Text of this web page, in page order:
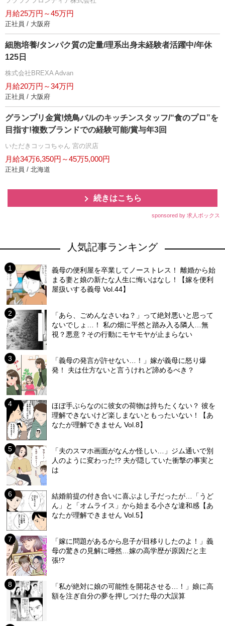
月給25万円～45万円
正社員 / 大阪府
細胞培養/タンパク質の定量/理系出身未経験者活躍中/年休
125日
株式会社BREXA Advan
月給20万円～34万円
正社員 / 大阪府
グランプリ金賞!焼鳥バルのキッチンスタッフ/“食のプロ”を
目指す!複数ブランドでの経験可能/賞与年3回
いただきコッコちゃん 宮の沢店
月給34万6,350円～45万5,000円
正社員 / 北海道
続きはこちら
sponsored by 求人ボックス
人気記事ランキング
義母の便利屋を卒業してノーストレス！ 離婚から始
まる妻と娘の新たな人生に悔いはなし！【嫁を便利
屋扱いする義母 Vol.44】
「あら、ごめんなさいね？」って絶対悪いと思って
ないでしょ…！ 私の畑に平然と踏み入る隣人…無
視？悪意？その行動にモヤモヤが止まらない
「義母の発言が許せない…！」嫁が義母に怒り爆
発！ 夫は仕方ないと言うけれど諦めるべき？
ほぼ手ぶらなのに彼女の荷物は持ちたくない？ 彼を
理解できないけど楽しまないともったいない！【あ
なたが理解できません Vol.8】
「夫のスマホ画面がなんか怪しい…」ジム通いで別
人のように変わった!? 夫が隠していた衝撃の事実と
は
結婚前提の付き合いに喜ぶよし子だったが…「うど
ん」と「オムライス」から始まる小さな違和感【あ
なたが理解できません Vol.5】
「嫁に問題があるから息子が目移りしたのよ！」義
母の驚きの見解に唖然…嫁の高学歴が原因だと主
張!?
「私が絶対に娘の可能性を開花させる…！」娘に高
額を注ぎ自分の夢を押しつけた母の大誤算